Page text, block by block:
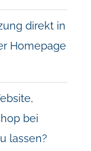
direkt in
Homepage
bei
lassen?